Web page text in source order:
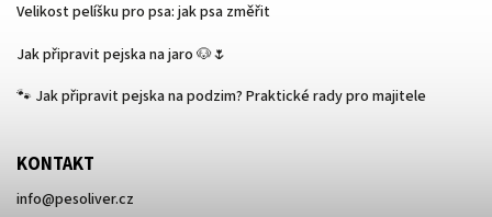
Velikost pelíšku pro psa: jak psa změřit
Jak připravit pejska na jaro 🐶🌷
🐾 Jak připravit pejska na podzim? Praktické rady pro majitele
KONTAKT
info@pesoliver.cz